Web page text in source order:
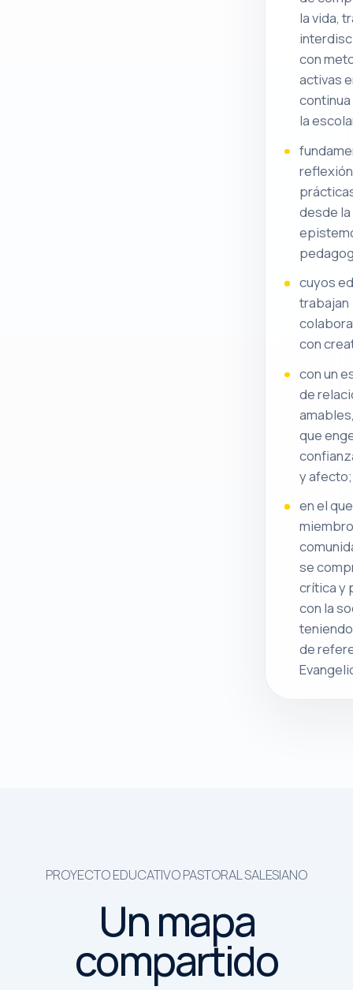
la vida,
con
activas
la
desde la
cuyos
trabajan
con
con un
de
que
y afecto;
en el
se
crítica y
con la
de
PROYECTO EDUCATIVO PASTORAL SALESIANO
Un mapa
compartido